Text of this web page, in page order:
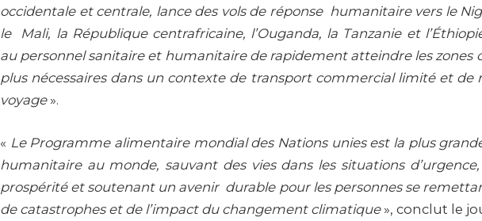
occidentale et centrale, lance des vols de réponse humanitaire vers le
le Mali, la République centrafricaine, l’Ouganda, la Tanzanie et
au personnel sanitaire et humanitaire de rapidement atteindre les zones
plus nécessaires dans un contexte de transport commercial limité et de
voyage».
« Le Programme alimentaire mondial des Nations unies est la plus
humanitaire au monde, sauvant des vies dans les situations
prospérité et soutenant un avenir durable pour les personnes se
de catastrophes et de l’impact du changement climatique», conclut le